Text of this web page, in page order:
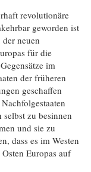
revolutionäre
geworden ist
neuen
für die
im
der früheren
geschaffen
selbst zu besinnen
und sie zu
dass es im Westen
Europas auf